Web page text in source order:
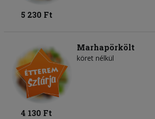
5 230 Ft
Marhapörkölt
köret nélkül
4 130 Ft